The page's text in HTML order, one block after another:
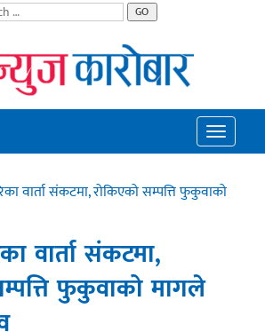
GO
Toggle
वार्ता संकटमा, रोकिएको सम्पत्ति फुकुवाको
वार्ता संकटमा,
फुकुवाको मागले